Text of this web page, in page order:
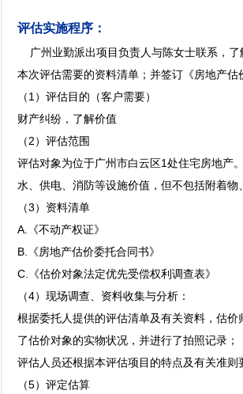
评估实施程序：
广州业勤派出项目负责人与陈女士联系，了
本次评估需要的资料清单；并签订《房地产估
（1）评估目的（客户需要）
财产纠纷，了解价值
（2）评估范围
评估对象为位于广州市白云区1处住宅房地产
水、供电、消防等设施价值，但不包括附着物
（3）资料清单
A.《不动产权证》
B.《房地产估价委托合同书》
C.《估价对象法定优先受偿权利调查表》
（4）现场调查、资料收集与分析：
根据委托人提供的评估清单及有关资料，估
了估价对象的实物状况，并进行了拍照记录；
评估人员还根据本评估项目的特点及有关准
（5）评定估算